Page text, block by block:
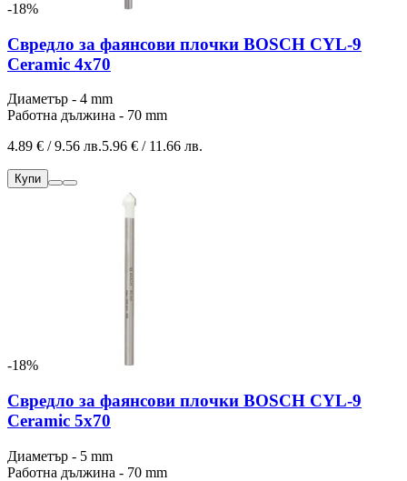
-18%
Свредло за фаянсови плочки BOSCH CYL-9
Ceramic 4x70
Диаметър - 4 mm
Работна дължина - 70 mm
4.89 € / 9.56 лв.5.96 € / 11.66 лв.
Купи
-18%
Свредло за фаянсови плочки BOSCH CYL-9
Ceramic 5x70
Диаметър - 5 mm
Работна дължина - 70 mm